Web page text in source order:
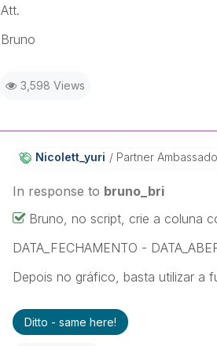
Att.
Bruno
3,598 Views
Nicolett_yuri Partner
In response to bruno_bri
Bruno, no script, crie a coluna
DATA_FECHAMENTO -
Depois no gráfico, basta utilizar a
Ditto - same here!